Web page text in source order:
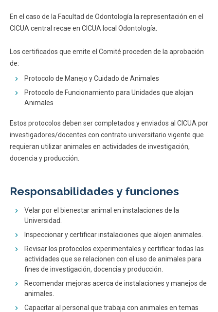
En el caso de la Facultad de Odontología la representación en el
CICUA central recae en CICUA local Odontología.
Los certificados que emite el Comité proceden de la aprobación
de:
Protocolo de Manejo y Cuidado de Animales
Protocolo de Funcionamiento para Unidades que alojan
Animales
Estos protocolos deben ser completados y enviados al CICUA por
investigadores/docentes con contrato universitario vigente que
requieran utilizar animales en actividades de investigación,
docencia y producción.
Responsabilidades y funciones
Velar por el bienestar animal en instalaciones de la
Universidad.
Inspeccionar y certificar instalaciones que alojen animales.
Revisar los protocolos experimentales y certificar todas las
actividades que se relacionen con el uso de animales para
fines de investigación, docencia y producción.
Recomendar mejoras acerca de instalaciones y manejos de
animales.
Capacitar al personal que trabaja con animales en temas